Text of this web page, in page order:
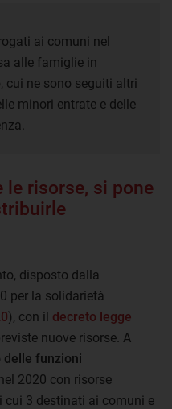
ai comuni nel
alle famiglie in
cui ne sono seguiti altri
minori entrate e delle
le risorse, si pone
disposto dalla
per la solidarietà
), con il decreto legge
nuove risorse. A
delle funzioni
2020 con risorse
cui 3 destinati ai comuni e